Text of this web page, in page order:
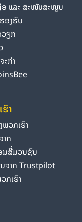
ອ ແລະ ສະໜັບສະໜູນ
ອງຮັບ
ຽກ
ກຳ
າ
ວກເຮົາ
ກ
ນສື່ມວນຊົນ
ຈາກ Trustpilot
ກເຮົາ